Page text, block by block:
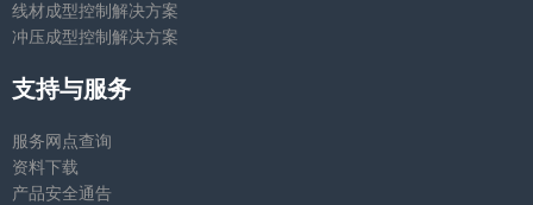
线材成型控制解决方案
冲压成型控制解决方案
支持与服务
服务网点查询
资料下载
产品安全通告